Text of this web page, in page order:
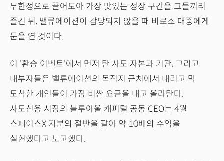
무한정으로 끌어모아 가장 맛있는 성장 구간을 그들끼리
즐긴 뒤, 밸류에이션이 감당되지 않을 때 비로소 대중에게
문을 연 것이다.
이 '환승 이벤트'에서 먼저 탄 사모 자본과 기관, 그리고
내부자들은 밸류에이션의 목적지 근처에서 내리고 막
도착한 개인들이 가장 비싼 요금을 내고 올라탄다.
사모신용 시장의 블루아울 캐피털 공동 CEO는 4월
스페이스X 지분의 절반을 팔아 약 10배의 수익을
실현했다고 보고했다.